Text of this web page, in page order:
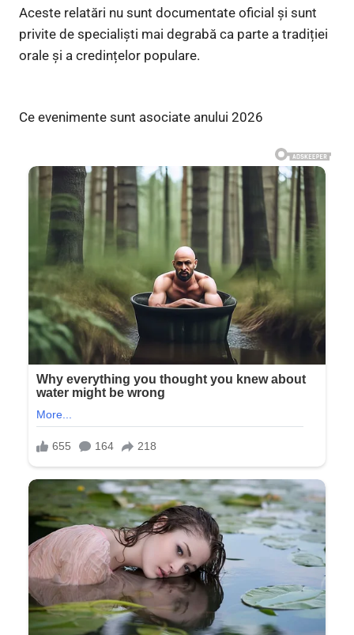
Aceste relatări nu sunt documentate oficial și sunt
privite de specialiști mai degrabă ca parte a tradiției
orale și a credințelor populare.
Ce evenimente sunt asociate anului 2026